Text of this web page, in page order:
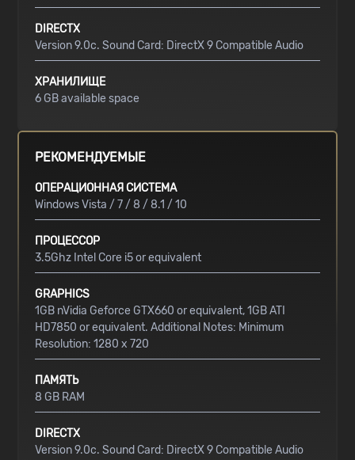
DIRECTX
Version 9.0c. Sound Card: DirectX 9 Compatible Audio
ХРАНИЛИЩЕ
6 GB available space
РЕКОМЕНДУЕМЫЕ
ОПЕРАЦИОННАЯ СИСТЕМА
Windows Vista / 7 / 8 / 8.1 / 10
ПРОЦЕССОР
3.5Ghz Intel Core i5 or equivalent
GRAPHICS
1GB nVidia Geforce GTX660 or equivalent, 1GB ATI
HD7850 or equivalent. Additional Notes: Minimum
Resolution: 1280 x 720
ПАМЯТЬ
8 GB RAM
DIRECTX
Version 9.0c. Sound Card: DirectX 9 Compatible Audio